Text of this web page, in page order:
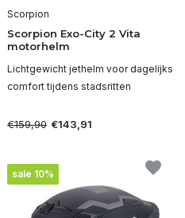
Scorpion
Scorpion Exo-City 2 Vita
motorhelm
Lichtgewicht jethelm voor dagelijks
comfort tijdens stadsritten
€159,90 €143,91
sale 10%